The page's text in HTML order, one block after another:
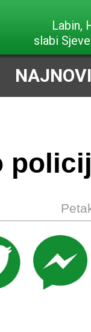
Labin,
slabi